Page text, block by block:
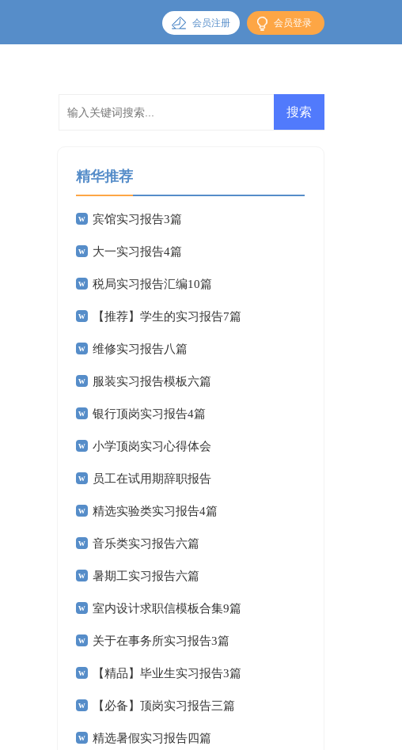
会员登录
会员注册
精华推荐
宾馆实习报告3篇
大一实习报告4篇
税局实习报告汇编10篇
【推荐】学生的实习报告7篇
维修实习报告八篇
服装实习报告模板六篇
银行顶岗实习报告4篇
小学顶岗实习心得体会
员工在试用期辞职报告
精选实验类实习报告4篇
音乐类实习报告六篇
暑期工实习报告六篇
室内设计求职信模板合集9篇
关于在事务所实习报告3篇
【精品】毕业生实习报告3篇
【必备】顶岗实习报告三篇
精选暑假实习报告四篇